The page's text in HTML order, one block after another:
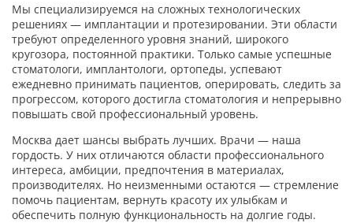
Мы специализируемся на сложных технологических
решениях — имплантации и протезировании. Эти области
требуют определенного уровня знаний, широкого
кругозора, постоянной практики. Только самые успешные
стоматологи, имплантологи, ортопеды, успевают
ежедневно принимать пациентов, оперировать, следить за
прогрессом, которого достигла стоматология и непрерывно
повышать свой профессиональный уровень.
Москва дает шансы выбрать лучших. Врачи — наша
гордость. У них отличаются области профессионального
интереса, амбиции, предпочтения в материалах,
производителях. Но неизменными остаются — стремление
помочь пациентам, вернуть красоту их улыбкам и
обеспечить полную функциональность на долгие годы.